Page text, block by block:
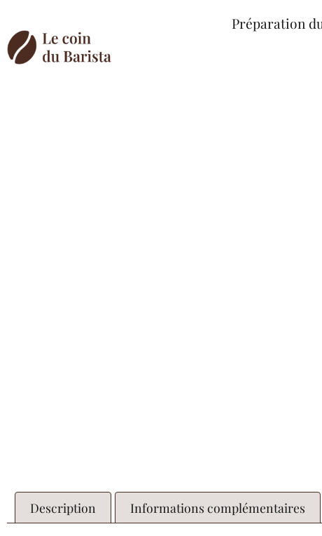
Préparation
Description Informations complémentaires